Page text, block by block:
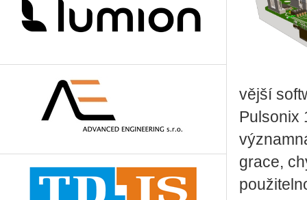
věj­ší
Pul­so­nix
gra­ce,